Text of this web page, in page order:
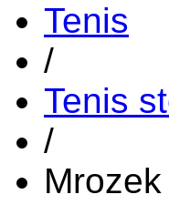
Tenis
/
Tenis
/